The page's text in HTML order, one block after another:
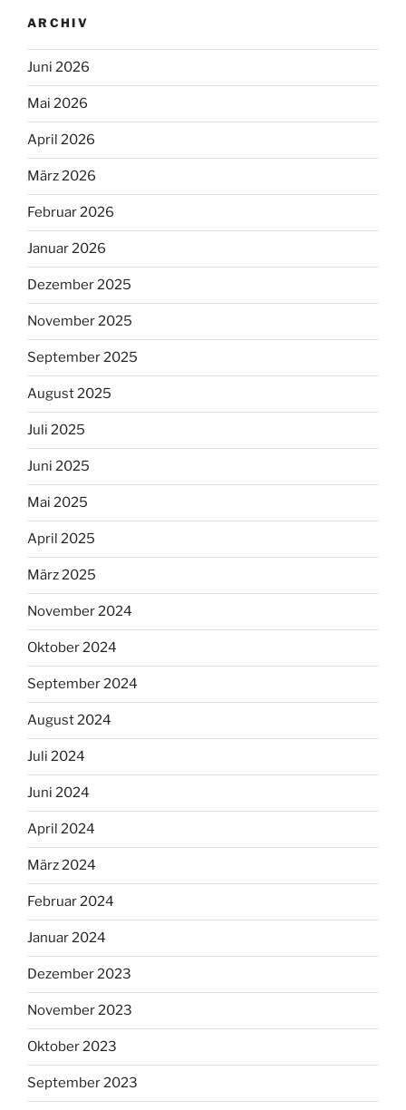
ARCHIV
Juni 2026
Mai 2026
April 2026
März 2026
Februar 2026
Januar 2026
Dezember 2025
November 2025
September 2025
August 2025
Juli 2025
Juni 2025
Mai 2025
April 2025
März 2025
November 2024
Oktober 2024
September 2024
August 2024
Juli 2024
Juni 2024
April 2024
März 2024
Februar 2024
Januar 2024
Dezember 2023
November 2023
Oktober 2023
September 2023